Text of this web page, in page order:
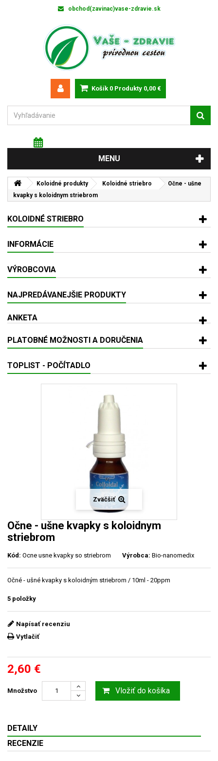
obchod(zavinac)vase-zdravie.sk
Košík 0 Produkty 0,00 €
MENU
Koloidné produkty Koloidné striebro
Očne - ušne
kvapky s koloidnym striebrom
KOLOIDNÉ STRIEBRO
INFORMÁCIE
VÝROBCOVIA
NAJPREDÁVANEJŠIE PRODUKTY
ANKETA
PLATOBNÉ MOŽNOSTI A DORUČENIA
TOPLIST - POČÍTADLO
Zväčšiť
Očne - ušne kvapky s koloidnym
striebrom
Kód: Ocne usne kvapky so striebrom Výrobca: Bio-nanomedix
Očné - ušné kvapky s koloidným striebrom / 10ml - 20ppm
5 položky
Napísať recenziu
Vytlačiť
2,60 €
Množstvo Vložiť do košíka
DETAILY
RECENZIE